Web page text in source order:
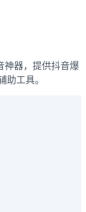
神器，提供抖音爆
助工具。